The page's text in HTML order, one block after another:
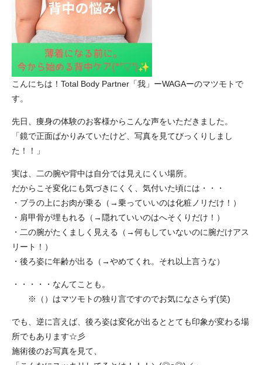
こんにちは！Total Body Partner「我」ーWAGAーのマツモトで
す。
先日、痩身の体験のお客様からこんな声をいただきました。
「鏡で正面ばかりみていたけど、写真を見てびっくりしまし
た！！」
実は、二の腕や背中は自分では見えにくい場所。
だからこそ変化にも気づきにくく、気付いた頃には・・・
・ブラの上にお肉が乗る（→乗っていいのは化粧ノリだけ！）
・肩甲骨が埋もれる（→隠れていいのはへそくりだけ！）
・二の腕がたくましく見える（→何もしていないのに腕だけアス
リート！）
・後ろ姿に年齢が出る（→やめてくれ。それ以上言うな）
・・・・・なんてことも。
※（）はマツモトの独り言ですのでお気になさらず(笑)
でも、逆に言えば、後ろ姿は変化が出るととても印象が変わる場
所でもあります☆彡
施術後のお写真を見て、